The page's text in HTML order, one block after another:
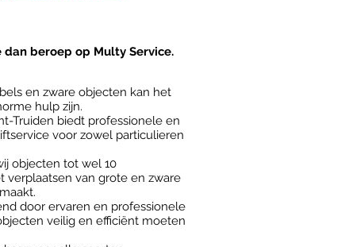
dan beroep op Multy Service.
en zware objecten kan het
hulp zijn.
Truiden biedt professionele en
voor zowel particulieren
objecten tot wel 10
verplaatsen van grote en zware
door ervaren en professionele
veilig en efficiënt moeten